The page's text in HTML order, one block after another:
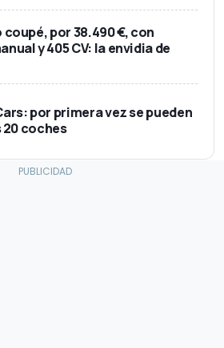
por 38.490 €, con
y 405 CV: la envidia de
por primera vez se pueden
coches